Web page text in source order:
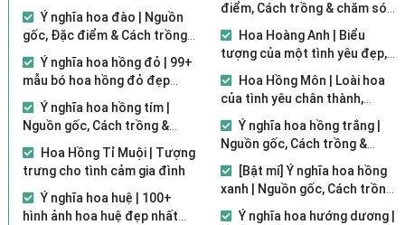
trồng đơn giản
điểm, Cách trồng & chăm sóc
đơn giản
Ý nghĩa hoa đào | Nguồn
gốc, Đặc điểm & Cách trồng
đơn giản
Hoa Hoàng Anh | Biểu
tượng của một tình yêu đẹp,
chân thành
Ý nghĩa hoa hồng đỏ | 99+
mẫu bó hoa hồng đỏ đẹp
nhất 2021
Hoa Hồng Môn | Loài hoa
của tình yêu chân thành,
không gian dối
Ý nghĩa hoa hồng tím |
Nguồn gốc, Cách trồng &
Chăm sóc [Hình ảnh đẹp]
Ý nghĩa hoa hồng trắng |
Nguồn gốc, Cách trồng &
Chăm sóc đơn giản
Hoa Hồng Tỉ Muội | Tượng
trưng cho tình cảm gia đình
[Bật mí] Ý nghĩa hoa hồng
xanh | Nguồn gốc, Cách trồng
& Chăm sóc
Ý nghĩa hoa huệ | 100+
hình ảnh hoa huệ đẹp nhất
Ý nghĩa hoa hướng dương |